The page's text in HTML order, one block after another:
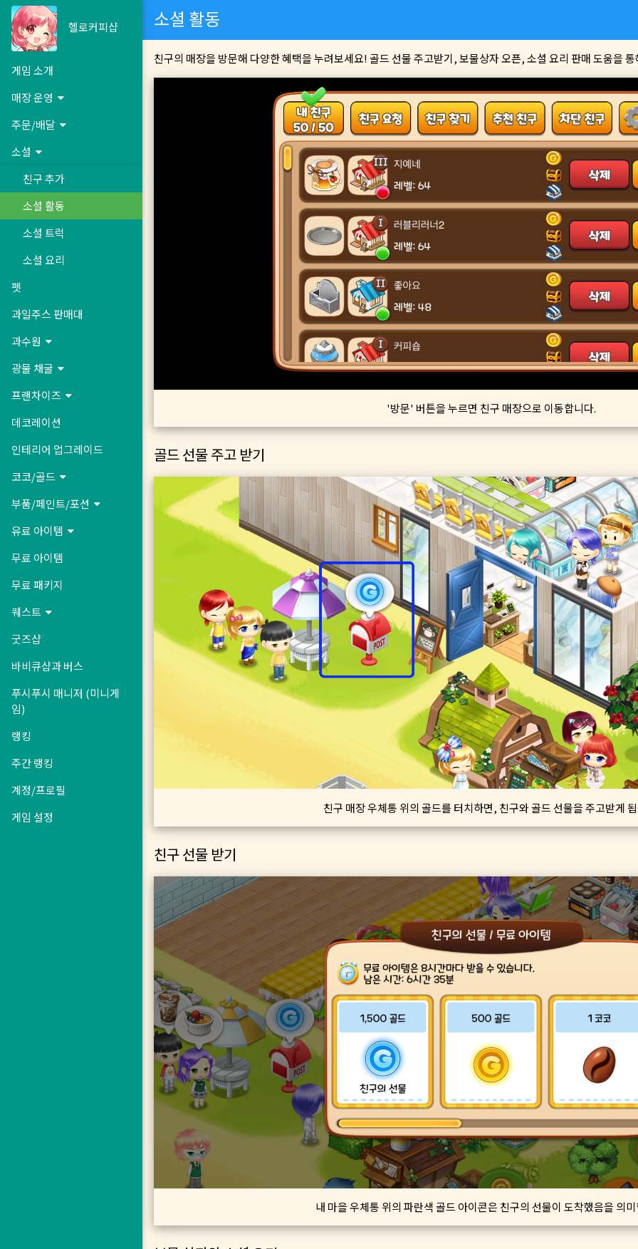
헬로커피샵
게임 소개
매장 운영
주문/배달
소셜
친구 추가
소셜 활동
소셜 트럭
소셜 요리
펫
과일주스 판매대
과수원
광물 채굴
프랜차이즈
데코레이션
인테리어 업그레이드
코코/골드
부품/페인트/포션
유료 아이템
무료 아이템
무료 패키지
퀘스트
굿즈샵
바비큐샵과 버스
푸시푸시 매니저 (미니게
임)
랭킹
주간 랭킹
계정/프로필
게임 설정
소셜 활동
친구의 매장을 방문해 다양한 혜택을 누려보세요! 골드 선물 주고받기, 보물상자 오픈, 소셜 요리 판매 도움을
'방문' 버튼을 누르면 친구 매장으로 이동합니다.
골드 선물 주고 받기
친구 매장 우체통 위의 골드를 터치하면, 친구와 골드 선물을 주고받게
친구 선물 받기
내 마을 우체통 위의 파란색 골드 아이콘은 친구의 선물이 도착했음을 의